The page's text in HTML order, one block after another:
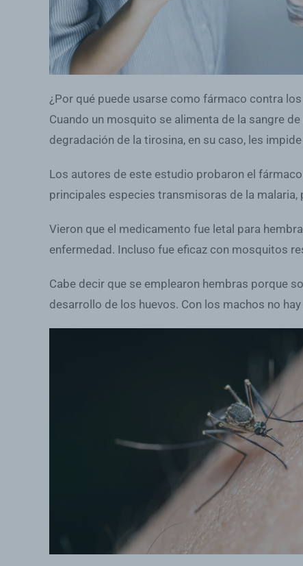
¿Por qué puede usarse como fármaco contra
Cuando un mosquito se alimenta de la sangre
degradación de la tirosina, en su caso, les
Los autores de este estudio probaron el
principales especies transmisoras de la malaria,
Vieron que el medicamento fue letal para
enfermedad. Incluso fue eficaz con mosquitos
Cabe decir que se emplearon hembras porque
desarrollo de los huevos. Con los machos no